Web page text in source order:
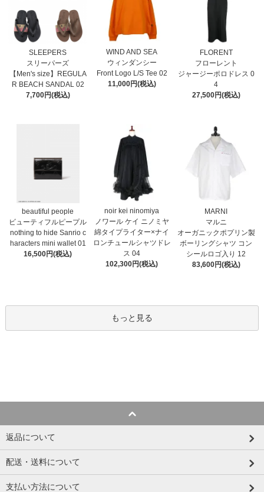
SLEEPERS
スリーパーズ
【Men's size】REGULA
R BEACH SANDAL 02
7,700円(税込)
WIND AND SEA
ウィンダンシー
Front Logo L/S Tee 02
11,000円(税込)
FLORENT
フローレント
ジャージーポロドレス 0
4
27,500円(税込)
beautiful people
ビューティフルピープル
nothing to hide Sanrio c
haracters mini wallet⁠ 01
16,500円(税込)
noir kei ninomiya
ノワール ケイ ニノミヤ
綿タイプライター×ナイ
ロンチュールシャツドレ
ス 04
102,300円(税込)
MARNI
マルニ
オーガニックポプリン製
ボーリングシャツ コン
シールロゴ入り 12
83,600円(税込)
もっと見る
返品について
配送・送料について
支払い方法について